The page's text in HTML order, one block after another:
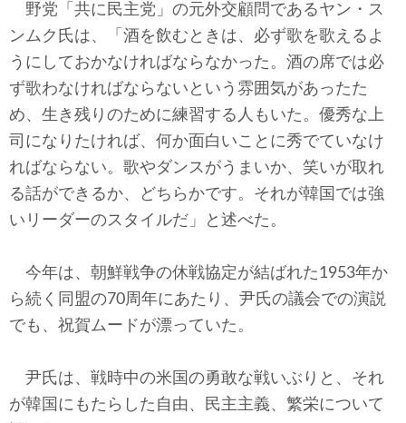
野党「共に民主党」の元外交顧問であるヤン・ス
ンムク氏は、「酒を飲むときは、必ず歌を歌えるよ
うにしておかなければならなかった。酒の席では必
ず歌わなければならないという雰囲気があったた
め、生き残りのために練習する人もいた。優秀な上
司になりたければ、何か面白いことに秀でていなけ
ればならない。歌やダンスがうまいか、笑いが取れ
る話ができるか、どちらかです。それが韓国では強
いリーダーのスタイルだ」と述べた。
今年は、朝鮮戦争の休戦協定が結ばれた1953年か
ら続く同盟の70周年にあたり、尹氏の議会での演説
でも、祝賀ムードが漂っていた。
尹氏は、戦時中の米国の勇敢な戦いぶりと、それ
が韓国にもたらした自由、民主主義、繁栄について